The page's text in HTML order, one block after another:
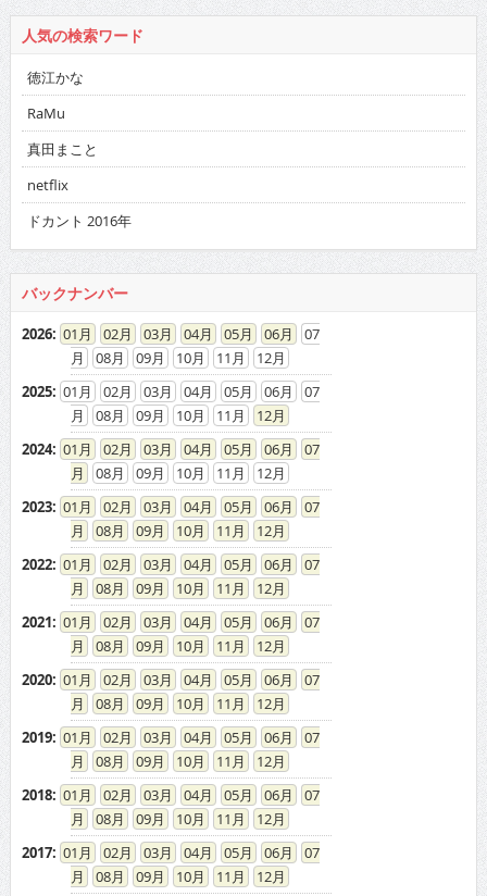
人気の検索ワード
徳江かな
RaMu
真田まこと
netflix
ドカント 2016年
バックナンバー
2026: 01 02 03 04 05 06
07
08
09 10 11
12
2025: 01 02 03 04 05 06
07
08
09 10 11
12
2024: 01 02 03 04 05 06
07
08
09 10 11
12
2023: 01 02 03 04 05 06
07
08
09 10 11
12
2022: 01 02 03 04 05 06
07
08
09 10 11
12
2021: 01 02 03 04 05 06
07
08
09 10 11
12
2020: 01 02 03 04 05 06
07
08
09 10 11
12
2019: 01 02 03 04 05 06
07
08
09 10 11
12
2018: 01 02 03 04 05 06
07
08
09 10 11
12
2017: 01 02 03 04 05 06
07
08
09 10 11
12